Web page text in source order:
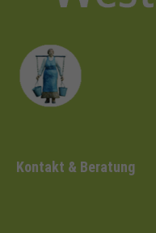
Kontakt & Beratung